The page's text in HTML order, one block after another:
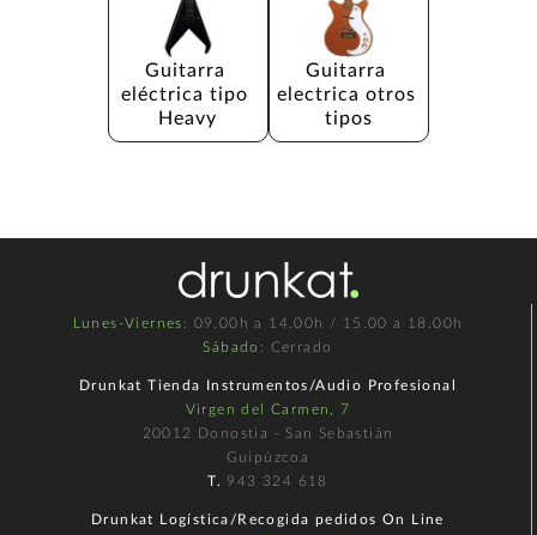
Guitarra
eléctrica tipo
Heavy
Guitarra
electrica otros
tipos
Lunes-Viernes : 09.00h a 14.00h / 15.00 a 18.00h
Sábado : Cerrado
Drunkat Tienda Instrumentos/Audio Profesional
Virgen del Carmen, 7
20012 Donostia - San Sebastián
Guipúzcoa
T. 943 324 618
Drunkat Logística/Recogida pedidos On Line